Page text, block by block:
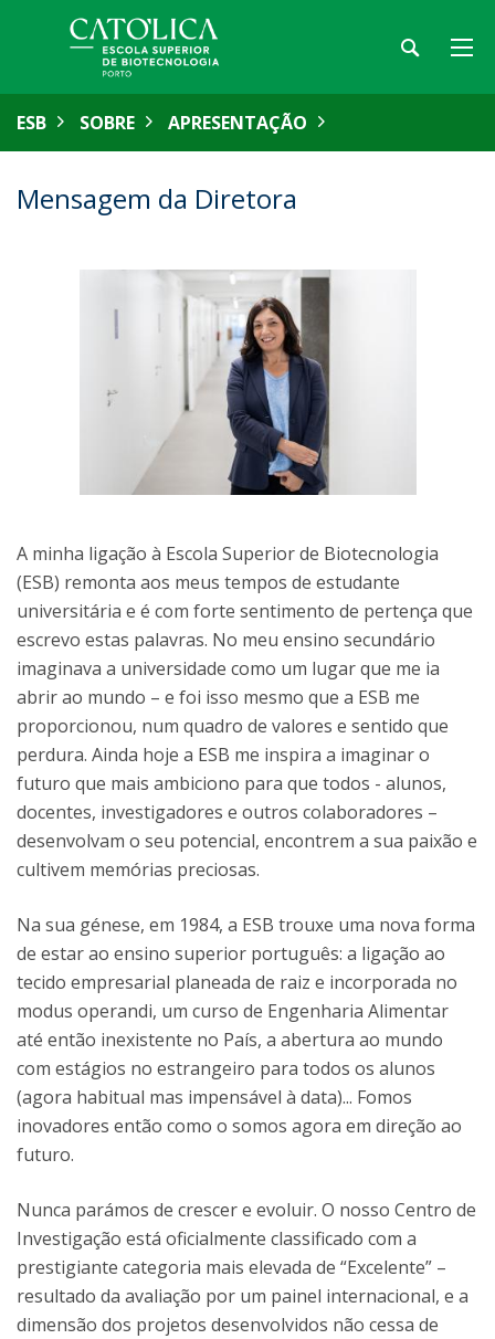
ESB SOBRE APRESENTAÇÃO
Mensagem da Diretora
A minha ligação à Escola Superior de Biotecnologia
(ESB) remonta aos meus tempos de estudante
universitária e é com forte sentimento de pertença que
escrevo estas palavras. No meu ensino secundário
imaginava a universidade como um lugar que me ia
abrir ao mundo – e foi isso mesmo que a ESB me
proporcionou, num quadro de valores e sentido que
perdura. Ainda hoje a ESB me inspira a imaginar o
futuro que mais ambiciono para que todos - alunos,
docentes, investigadores e outros colaboradores –
desenvolvam o seu potencial, encontrem a sua paixão e
cultivem memórias preciosas.
Na sua génese, em 1984, a ESB trouxe uma nova forma
de estar ao ensino superior português: a ligação ao
tecido empresarial planeada de raiz e incorporada no
modus operandi, um curso de Engenharia Alimentar
até então inexistente no País, a abertura ao mundo
com estágios no estrangeiro para todos os alunos
(agora habitual mas impensável à data)... Fomos
inovadores então como o somos agora em direção ao
futuro.
Nunca parámos de crescer e evoluir. O nosso Centro de
Investigação está oficialmente classificado com a
prestigiante categoria mais elevada de “Excelente” –
resultado da avaliação por um painel internacional, e a
dimensão dos projetos desenvolvidos não cessa de